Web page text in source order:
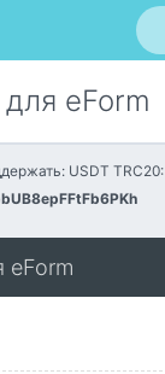
eForm
USDT TRC20:
eForm